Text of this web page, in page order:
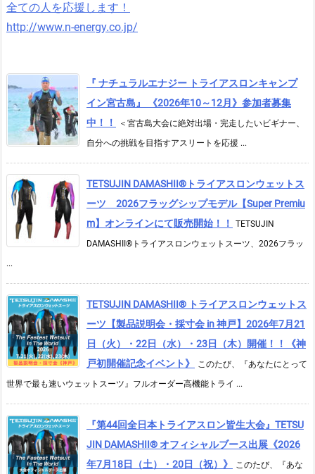
全ての人を応援します！
http://www.n-energy.co.jp/
『 ナチュラルエナジー トライアスロンキャンプ
イン宮古島』 《2026年10～12月》参加者募集
中！！
＜宮古島大会に絶対出場・完走したいビギナー、
自分への挑戦を目指すアスリートを応援 ...
TETSUJIN DAMASHII®︎トライアスロンウェットス
ーツ 2026フラッグシップモデル【Super Premiu
m】オンラインにて販売開始！！
TETSUJIN
DAMASHII®トライアスロンウェットスーツ、2026フラッ
...
TETSUJIN DAMASHII® トライアスロンウェットス
ーツ【製品説明会・採寸会 in 神戸】2026年7月21
日（火）・22日（水）・23日（木）開催！！《神
戸初開催記念イベント》
このたび、『あなたにとって
世界で最も速いウェットスーツ』フルオーダー高機能トライ ...
『第44回全日本トライアスロン皆生大会』TETSU
JIN DAMASHII® オフィシャルブース出展《2026
年7月18日（土）・20日（祝）》
このたび、『あな